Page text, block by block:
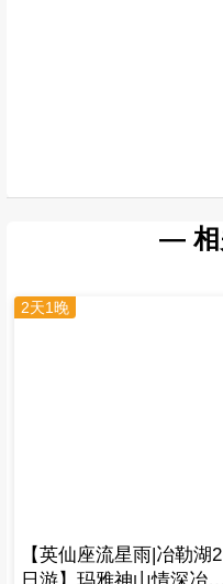
— 相
2天1晚
【英仙座流星雨|冶勒湖2